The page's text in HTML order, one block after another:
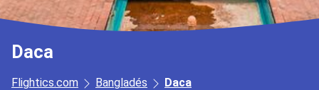
Daca
Flightics.com Bangladés Daca